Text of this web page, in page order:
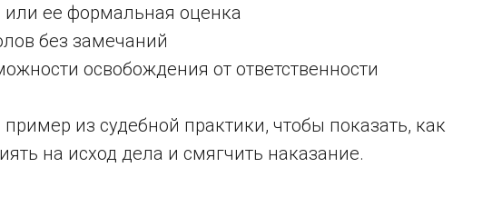
или ее формальная оценка
без замечаний
освобождения от ответственности
из судебной практики, чтобы показать, как
на исход дела и смягчить наказание.